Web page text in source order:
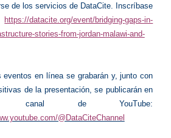
de los servicios de DataCite. Inscríbase
https://datacite.org/event/bridging-gaps-in-
stories-from-jordan-malawi-and-
eventos en línea se grabarán y, junto con
de la presentación, se publicarán en
canal de YouTube:
@DataCiteChannel